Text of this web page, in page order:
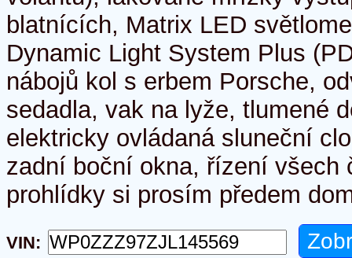
blatnících, Matrix LED
Dynamic Light System Plus
nábojů kol s erbem Porsche,
sedadla, vak na lyže, tlumené
elektricky ovládaná sluneční
zadní boční okna, řízení všech
prohlídky si prosím předem
VIN: